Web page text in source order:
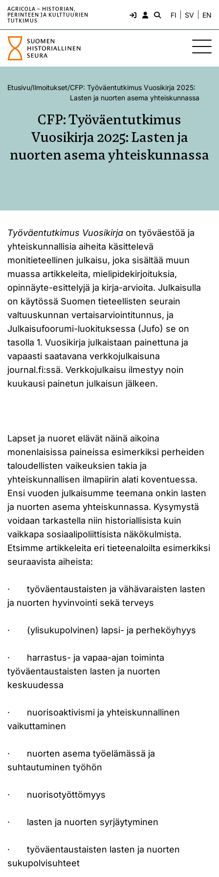
AGRICOLA – HISTORIAN,
PERINTEEN JA KULTTUURIEN
TUTKIMUS
FI SV EN
Etusivu/Ilmoitukset/CFP: Työväentutkimus Vuosikirja 2025:
Lasten ja nuorten asema yhteiskunnassa
CFP: Työväentutkimus
Vuosikirja 2025: Lasten ja
nuorten asema yhteiskunnassa
Työväentutkimus Vuosikirja on työväestöä ja
yhteiskunnallisia aiheita käsittelevä
monitieteellinen julkaisu, joka sisältää muun
muassa artikkeleita, mielipidekirjoituksia,
opinnäyte-esittelyjä ja kirja-arvioita. Julkaisulla
on käytössä Suomen tieteellisten seurain
valtuuskunnan vertaisarviointitunnus, ja
Julkaisufoorumi-luokituksessa (Jufo) se on
tasolla 1. Vuosikirja julkaistaan painettuna ja
vapaasti saatavana verkkojulkaisuna
journal.fi:ssä. Verkkojulkaisu ilmestyy noin
kuukausi painetun julkaisun jälkeen.
Lapset ja nuoret elävät näinä aikoina
monenlaisissa paineissa esimerkiksi perheiden
taloudellisten vaikeuksien takia ja
yhteiskunnallisen ilmapiirin alati koventuessa.
Ensi vuoden julkaisumme teemana onkin lasten
ja nuorten asema yhteiskunnassa. Kysymystä
voidaan tarkastella niin historiallisista kuin
vaikkapa sosiaalipoliittisista näkökulmista.
Etsimme artikkeleita eri tieteenaloilta esimerkiksi
seuraavista aiheista:
· työväentaustaisten ja vähävaraisten lasten
ja nuorten hyvinvointi sekä terveys
· (ylisukupolvinen) lapsi- ja perheköyhyys
· harrastus- ja vapaa-ajan toiminta
työväentaustaisten lasten ja nuorten
keskuudessa
· nuorisoaktivismi ja yhteiskunnallinen
vaikuttaminen
· nuorten asema työelämässä ja
suhtautuminen työhön
· nuorisotyöttömyys
· lasten ja nuorten syrjäytyminen
· työväentaustaisten lasten ja nuorten
sukupolvisuhteet